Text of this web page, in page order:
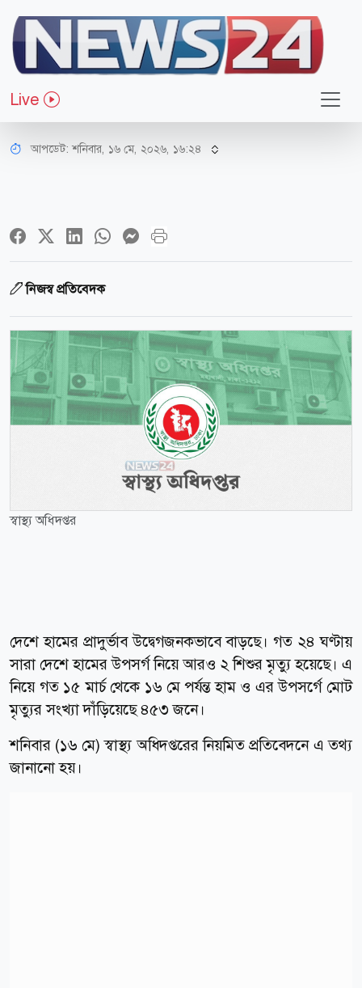
Live
স্বাস্থ্য
আরও দুই শিশুর মৃত্যু, দুই মাসে হাম ও
উপসর্গে প্রাণ গেল ৪০০’র বেশি
আপডেট: শনিবার, ১৬ মে, ২০২৬, ১৬:২৪
নিজস্ব প্রতিবেদক
স্বাস্থ্য অধিদপ্তর
দেশে হামের প্রাদুর্ভাব উদ্বেগজনকভাবে বাড়ছে। গত ২৪ ঘণ্টায়
সারা দেশে হামের উপসর্গ নিয়ে আরও ২ শিশুর মৃত্যু হয়েছে। এ
নিয়ে গত ১৫ মার্চ থেকে ১৬ মে পর্যন্ত হাম ও এর উপসর্গে মোট
মৃত্যুর সংখ্যা দাঁড়িয়েছে ৪৫৩ জনে।
শনিবার (১৬ মে) স্বাস্থ্য অধিদপ্তরের নিয়মিত প্রতিবেদনে এ তথ্য
জানানো হয়।